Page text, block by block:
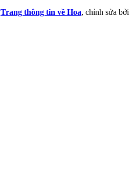
Trang thông tin về Hoa, chỉnh sửa bởi